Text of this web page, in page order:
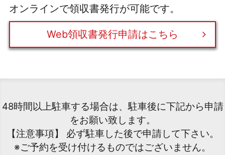
オンラインで領収書発行が可能です。
Web領収書発行申請はこちら
48時間以上駐車する場合は、駐車後に下記から申請
をお願い致します。
【注意事項】 必ず駐車した後で申請して下さい。
※ご予約を受け付けるものではございません。